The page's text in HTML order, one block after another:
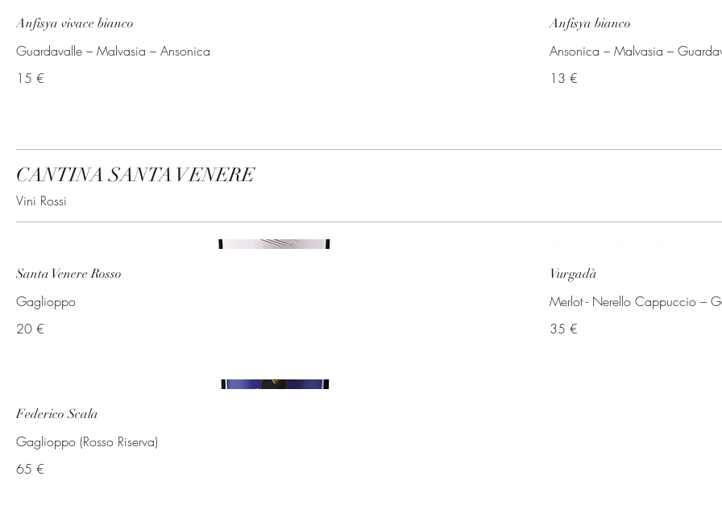
Anfisya vivace bianco
Guardavalle – Malvasia – Ansonica
15 €
Anfisya bianco
Ansonica – Malvasia –
13 €
CANTINA SANTA VENERE
Vini Rossi
Santa Venere Rosso
Gaglioppo
20 €
Vurgadà
Merlot - Nerello Cappuccio –
35 €
Federico Scala
Gaglioppo (Rosso Riserva)
65 €